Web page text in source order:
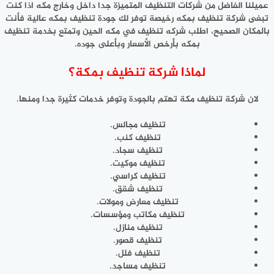
عميلنا الفاضل من شركات التنظيف المتميزة جدا داخل وخارج مكه اذا كنت
تبغى شركة تنظيف بمكه رخيصة توفر لك جودة تنظيف بمكه عالية فأنت
بالمكان الصحيح، اطلب شركه تنظيف في مكه الحين وتمتع بخدمة تنظيف
بمكه بأرخص الأسعار وبأعلى جوده.
لماذا شركة تنظيف بمكة؟
لان شركة تنظيف مكة تهتم بالجودة وتوفر خدمات كثيرة جدا ومنها.
تنظيف مجالس.
تنظيف كنب.
تنظيف سجاد.
تنظيف موكيت.
تنظيف كراسي.
تنظيف شقق.
تنظيف معارض ومولات.
تنظيف مكاتب ومؤسسات.
تنظيف منازل.
تنظيف قصور.
تنظيف فلل.
تنظيف مساجد.